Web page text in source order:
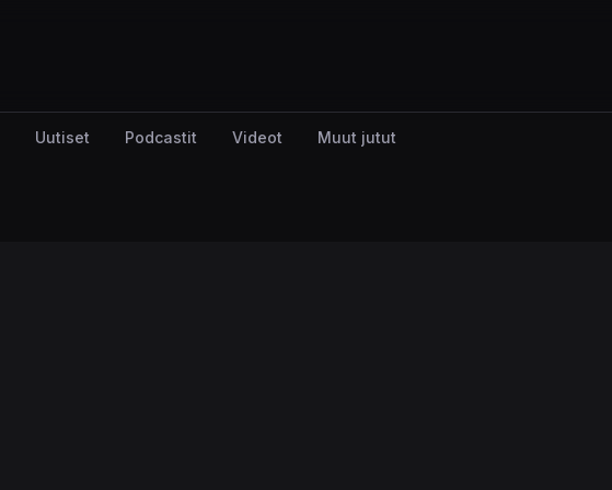
Uutiset Podcastit Videot Muut jutut